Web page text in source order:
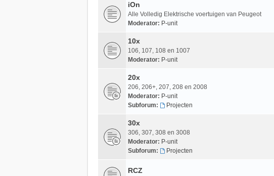
iOn
Alle Volledig Elektrische voertuigen van Peugeot
Moderator: P-unit
10x
106, 107, 108 en 1007
Moderator: P-unit
20x
206, 206+, 207, 208 en 2008
Moderator: P-unit
Subforum:
Projecten
30x
306, 307, 308 en 3008
Moderator: P-unit
Subforum:
Projecten
RCZ